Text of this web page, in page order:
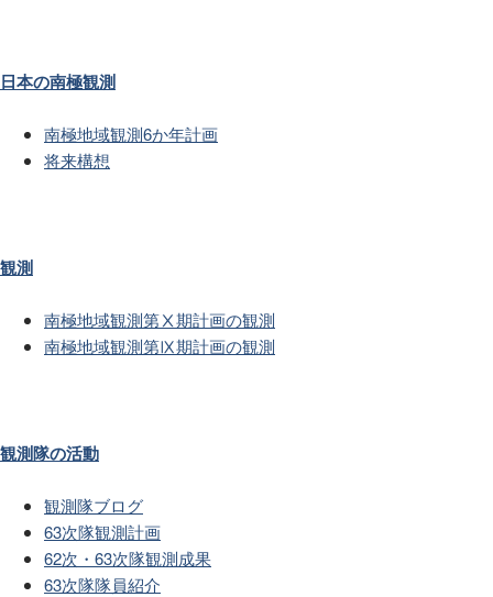
日本の南極観測
南極地域観測6か年計画
将来構想
観測
南極地域観測第Ⅹ期計画の観測
南極地域観測第Ⅸ期計画の観測
観測隊の活動
観測隊ブログ
63次隊観測計画
62次・63次隊観測成果
63次隊隊員紹介